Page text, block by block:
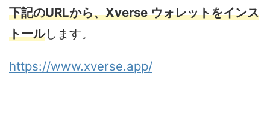
下記のURLから、Xverse ウォレットをインス
トールします。
https://www.xverse.app/